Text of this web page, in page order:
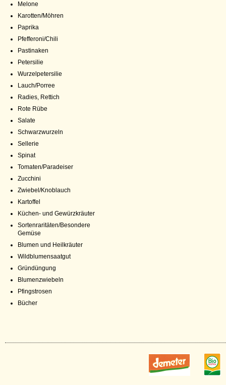
Melone
Karotten/Möhren
Paprika
Pfefferoni/Chili
Pastinaken
Petersilie
Wurzelpetersilie
Lauch/Porree
Radies, Rettich
Rote Rübe
Salate
Schwarzwurzeln
Sellerie
Spinat
Tomaten/Paradeiser
Zucchini
Zwiebel/Knoblauch
Kartoffel
Küchen- und Gewürzkräuter
Sortenraritäten/Besondere
Gemüse
Blumen und Heilkräuter
Wildblumensaatgut
Gründüngung
Blumenzwiebeln
Pfingstrosen
Bücher